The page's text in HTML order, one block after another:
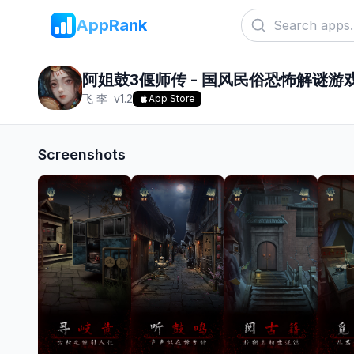
AppRank
阿姐鼓3偃师传 - 国风民俗恐怖解谜游
飞 李 v1.2 App Store
Screenshots